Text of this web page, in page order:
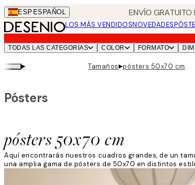
Skip
to
main
content.
ESP ESPAÑOL ENVÍO
LOS MÁS VENDIDOSNOVEDADES
TODAS LAS CATEGORÍAS COLOR FORMATO
▸ Tamaños▸pósters 50x70 cm
pósters 50x70 cm
Pósters
Aquí encontrarás nuestros cuadros grandes, de un
una amplia gama de pósters de 50x70 en distintos